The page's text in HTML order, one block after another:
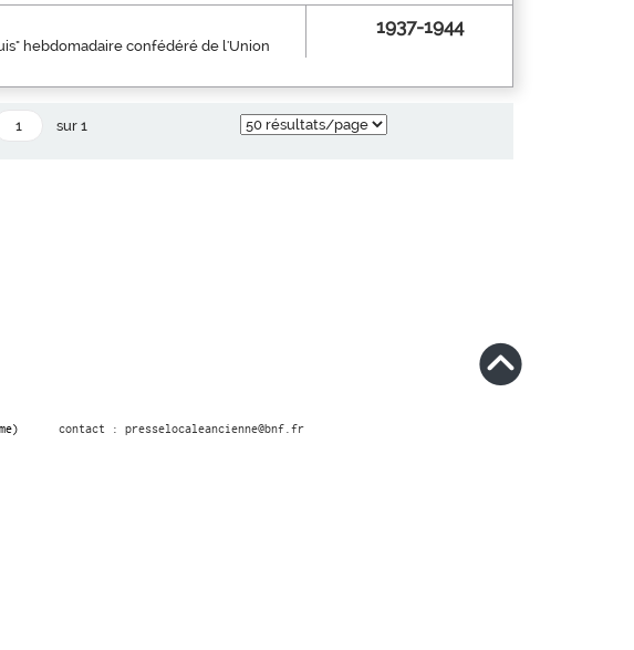
hebdomadaire confédéré de l'Union
1937-1944
sur 1
contact : presselocaleancienne@bnf.fr